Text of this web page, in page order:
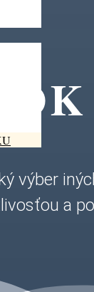
výber
a